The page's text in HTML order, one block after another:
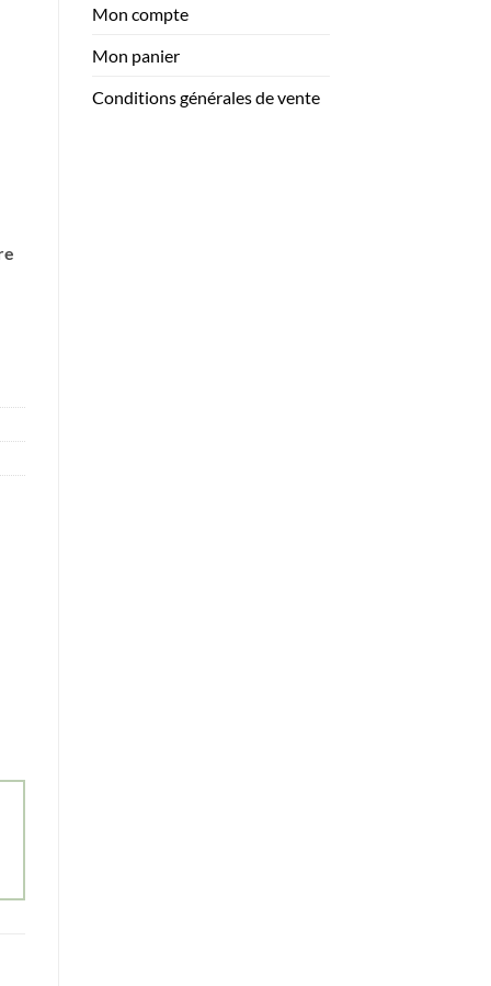
Mon compte
Mon panier
Conditions générales de vente